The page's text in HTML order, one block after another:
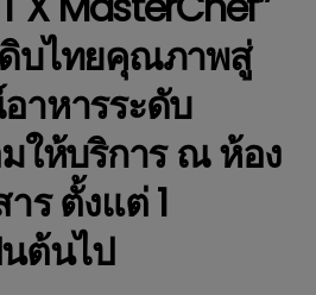
บไทยคุณภาพสู่
าหารระดับ
ให้บริการ ณ ห้อง
ร ตั้งแต่ 1
ต้นไป